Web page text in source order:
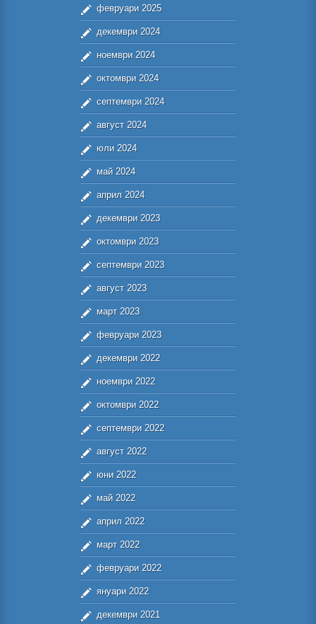
февруари 2025
декември 2024
ноември 2024
октомври 2024
септември 2024
август 2024
юли 2024
май 2024
април 2024
декември 2023
октомври 2023
септември 2023
август 2023
март 2023
февруари 2023
декември 2022
ноември 2022
октомври 2022
септември 2022
август 2022
юни 2022
май 2022
април 2022
март 2022
февруари 2022
януари 2022
декември 2021